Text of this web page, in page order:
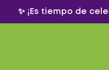
✨ ¡Es tiempo de